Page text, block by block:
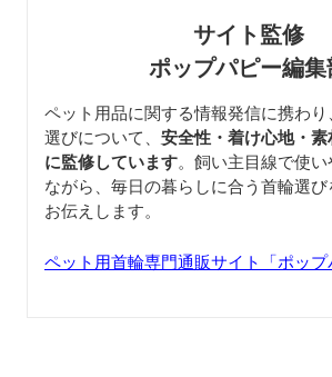
サイト監修
ポップパピー編集
ペット用品に関する情報発信に携わ
選びについて、 安全性・着け心地・
に監修しています。飼い主目線で使
ながら、毎日の暮らしに合う首輪選び
お伝えします。
ペット用首輪専門通販サイト「ポップ